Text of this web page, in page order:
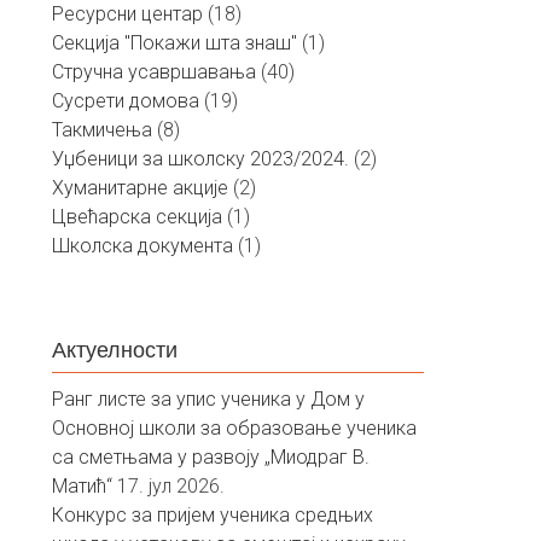
Ресурсни центар (18)
Секција "Покажи шта знаш" (1)
Стручна усавршавања (40)
Сусрети домова (19)
Такмичења (8)
Уџбеници за школску 2023/2024. (2)
Хуманитарне акције (2)
Цвећарска секција (1)
Школска документа (1)
Актуелности
Ранг листе за упис ученика у Дом у
Основној школи за образовање ученика
са сметњама у развоју „Миодраг В.
Матић“ 17. јул 2026.
Конкурс за пријем ученика средњих